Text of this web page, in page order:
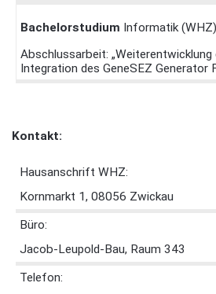
Bachelorstudium Informatik
Abschlussarbeit: „Weiterentwicklung
Integration des GeneSEZ Generator
Kontakt:
Hausanschrift WHZ:
Kornmarkt 1, 08056 Zwickau
Büro:
Jacob-Leupold-Bau, Raum 343
Telefon: